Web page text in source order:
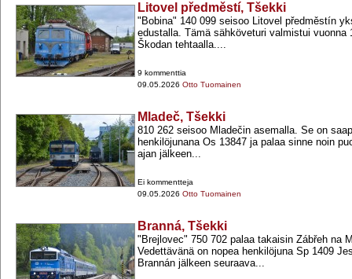
Litovel předměstí, Tšekki
"Bobina" 140 099 seisoo Litovel předměstín
edustalla. Tämä sähköveturi valmistui vuonna
Škodan tehtaalla....
9 kommenttia
09.05.2026 Otto Tuomainen
Mladeč, Tšekki
810 262 seisoo Mladečin asemalla. Se on
henkilöjunana Os 13847 ja palaa sinne noin
ajan jälkeen...
Ei kommentteja
09.05.2026 Otto Tuomainen
Branná, Tšekki
"Brejlovec" 750 702 palaa takaisin Zábřeh na
Vedettävänä on nopea henkilöjuna Sp 1409
Brannán jälkeen seuraava...